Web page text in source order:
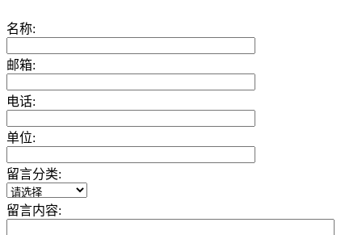
名称:
邮箱:
电话:
单位:
留言分类:
留言内容: